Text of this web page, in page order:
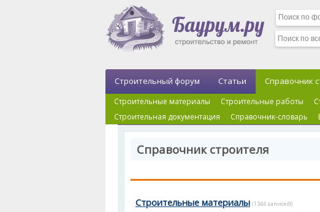
Строительный форум Статьи Справочник
Строительные материалы Строительные работы
Строительная документация
Справочник-словарь
Справочник строителя
Строительные материалы (1344 записей)